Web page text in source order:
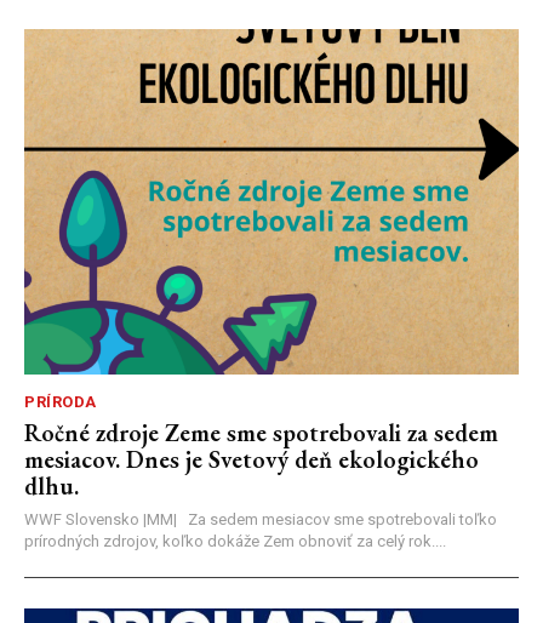
PRÍRODA
Ročné zdroje Zeme sme spotrebovali za sedem
mesiacov. Dnes je Svetový deň ekologického
dlhu.
WWF Slovensko |MM| Za sedem mesiacov sme spotrebovali toľko
prírodných zdrojov, koľko dokáže Zem obnoviť za celý rok....